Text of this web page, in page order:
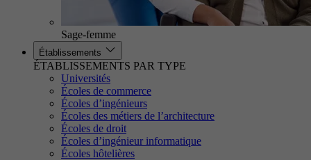
Sage-femme
Établissements
ÉTABLISSEMENTS PAR TYPE
Universités
Écoles de commerce
Écoles d’ingénieurs
Écoles des métiers de l’architecture
Écoles de droit
Écoles d’ingénieur informatique
Écoles hôtelières